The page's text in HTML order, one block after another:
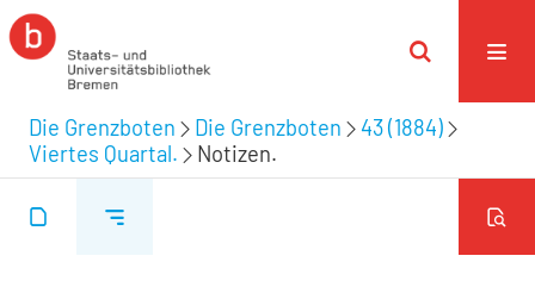
Die Grenzboten Die Grenzboten
43 (1884)
Viertes Quartal.
Notizen.